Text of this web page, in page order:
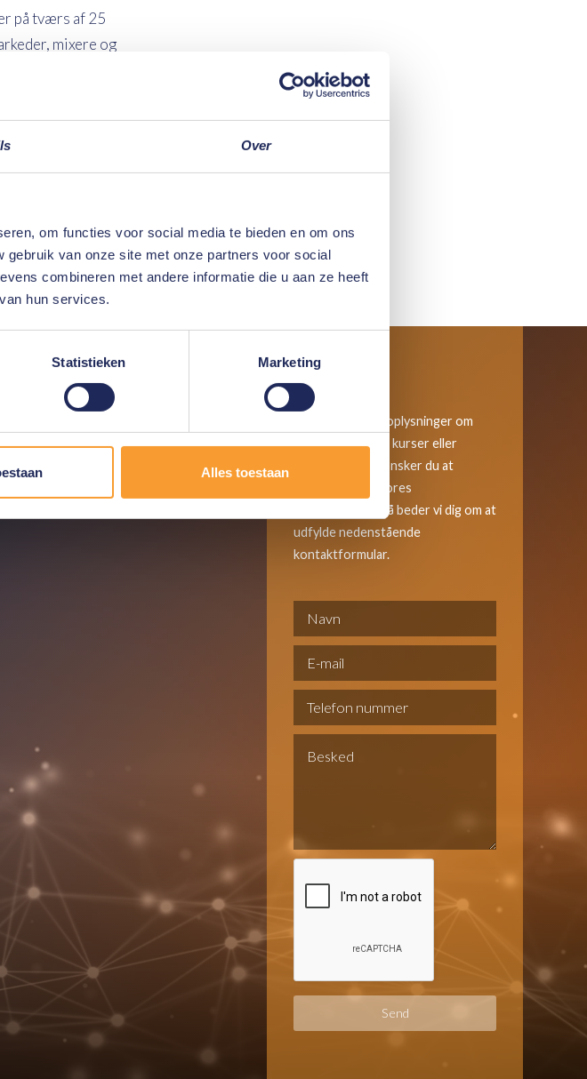
Over
om functies voor social media te bieden en om ons
van onze site met onze partners voor social
combineren met andere informatie die u aan ze heeft
hun services.
Statistieken Marketing
Alles toestaan
på tværs af 25
mixere og
frontlinjen.
og
kryptohack
Efterforskninger
Incident Response 24/7
Rådgivning
Support
Cyber Security
Kontakte os
Ønsker du flere oplysninger om
vores produkter, kurser eller
tjenester? Eller ønsker du at
kontakte en af vores
medarbejdere? Så beder vi dig om at
udfylde nedenstående
kontaktformular.